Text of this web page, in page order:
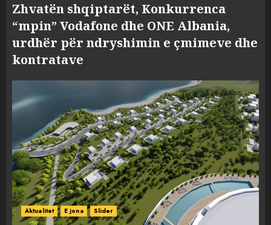
Zhvatën shqiptarët, Konkurrenca
“mpin” Vodafone dhe ONE Albania,
urdhër për ndryshimin e çmimeve dhe
kontratave
Aktualitet E jona Slider